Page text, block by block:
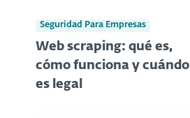
Seguridad Para Empresas
Web scraping: qué es,
cómo funciona y cuándo
es legal